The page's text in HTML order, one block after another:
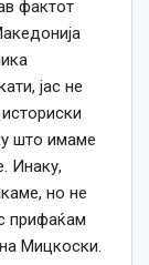
фактот
јас не
што имаме
Инаку,
но не
прифаќам
Мицкоски.